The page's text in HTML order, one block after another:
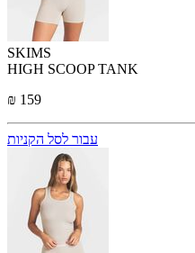
SKIMS
HIGH SCOOP TANK
₪ 159
עבור לסל הקניות